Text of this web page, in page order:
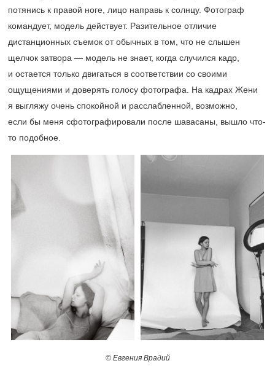
потянись к правой ноге, лицо направь к солнцу. Фотограф
командует, модель действует. Разительное отличие
дистанционных съемок от обычных в том, что не слышен
щелчок затвора — модель не знает, когда случился кадр,
и остается только двигаться в соответствии со своими
ощущениями и доверять голосу фотографа. На кадрах Жени
я выгляжу очень спокойной и расслабленной, возможно,
если бы меня сфотографировали после шавасаны, вышло что-
то подобное.
© Евгения Врадий